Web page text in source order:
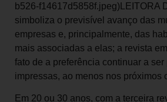
b526-f14617d5858f.jpeg)LEITORA
simboliza o previsível avanço das
empresas e, principalmente, das
mais associadas a elas; a revista
fato de a preferência continuar a ser
impressas, ao menos nos próximos
Em 20 ou 30 anos, com a terceira